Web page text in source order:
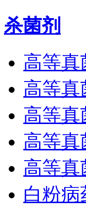
杀菌剂
高等真
高等真
高等真
高等真
高等真
白粉病